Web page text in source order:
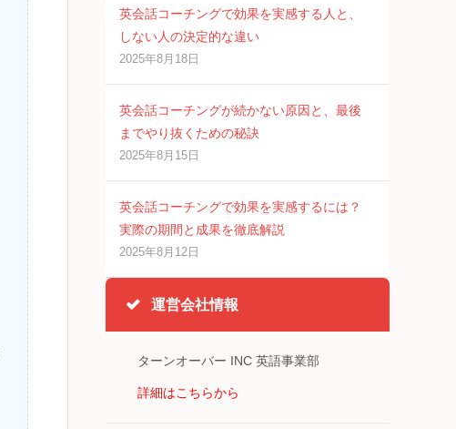
英会話コーチングで効果を実感する人と、
しない人の決定的な違い
2025年8月18日
英会話コーチングが続かない原因と、最後
までやり抜くための秘訣
2025年8月15日
英会話コーチングで効果を実感するには？
実際の期間と成果を徹底解説
2025年8月12日
運営会社情報
ターンオーバー INC 英語事業部
詳細はこちらから